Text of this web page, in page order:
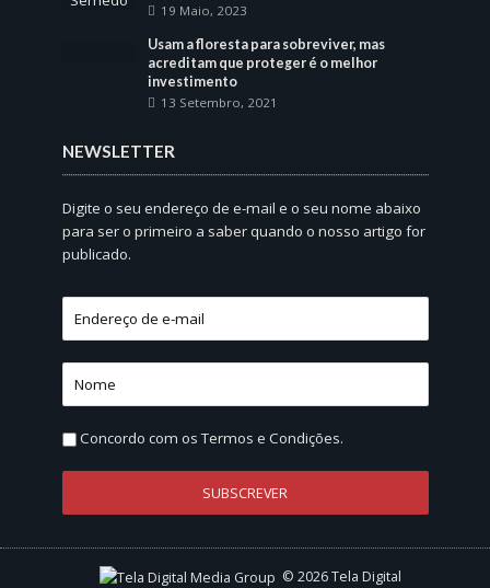
19 Maio, 2023
Usam a floresta para sobreviver, mas
acreditam que proteger é o melhor
investimento
13 Setembro, 2021
NEWSLETTER
Digite o seu endereço de e-mail e o seu nome abaixo
para ser o primeiro a saber quando o nosso artigo for
publicado.
Concordo com osTermos e Condições.
© 2026 Tela Digital